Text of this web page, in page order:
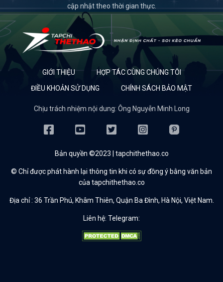
cập nhật theo thời gian thực.
GIỚI THIỆU
HỢP TÁC CÙNG CHÚNG TÔI
ĐIỀU KHOẢN SỬ DỤNG
CHÍNH SÁCH BẢO MẬT
Chịu trách nhiệm nội dung: Ông Nguyễn Minh Long
Bản quyền ©2023 | tapchithethao.co
© Chỉ được phát hành lại thông tin khi có sự đồng ý bằng văn bản
của tapchithethao.co
Địa chỉ : 36 Trần Phú, Khâm Thiên, Quận Ba Đình, Hà Nội, Việt Nam.
Liên hệ: Telegram: